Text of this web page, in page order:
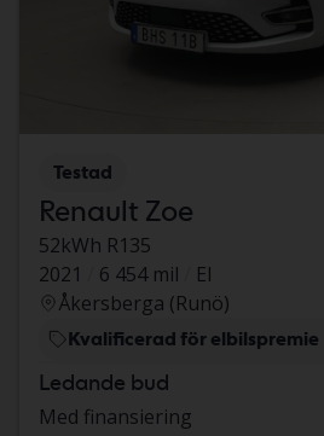
Testad
Renault Zoe
52kWh R135
2021
6 454 mil
El
Åkersberga (Runö)
Kvalificerad för elbilspremie
Ledande bud
Med finansiering